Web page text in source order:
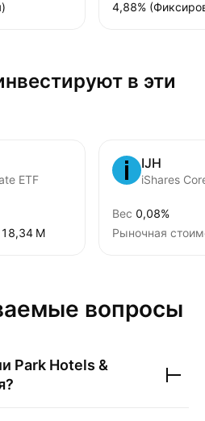
4,88%
в эти
ETF
M‬
IJH
iShares
Вес 0,08%
Рыночная
вопросы
Park Hotels &